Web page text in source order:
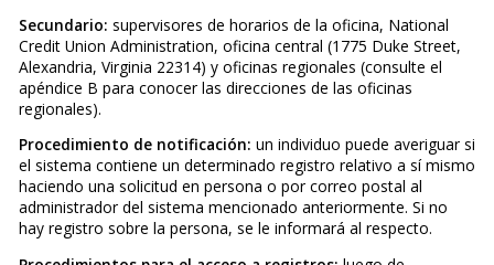
Secundario: supervisores de horarios de la oficina, National
Credit Union Administration, oficina central (1775 Duke Street,
Alexandria, Virginia 22314) y oficinas regionales (consulte el
apéndice B para conocer las direcciones de las oficinas
regionales).
Procedimiento de notificación: un individuo puede averiguar si
el sistema contiene un determinado registro relativo a sí mismo
haciendo una solicitud en persona o por correo postal al
administrador del sistema mencionado anteriormente. Si no
hay registro sobre la persona, se le informará al respecto.